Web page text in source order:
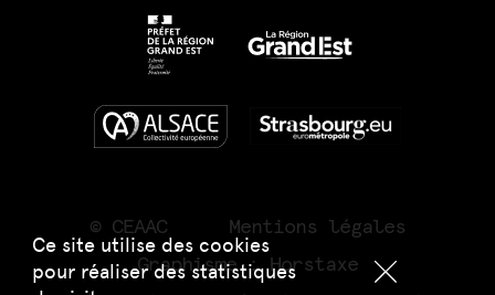
Ce site utilise des cookies
pour réaliser des statistiques
© CEAAC
Mentions légales
Graphisme : Horstaxe